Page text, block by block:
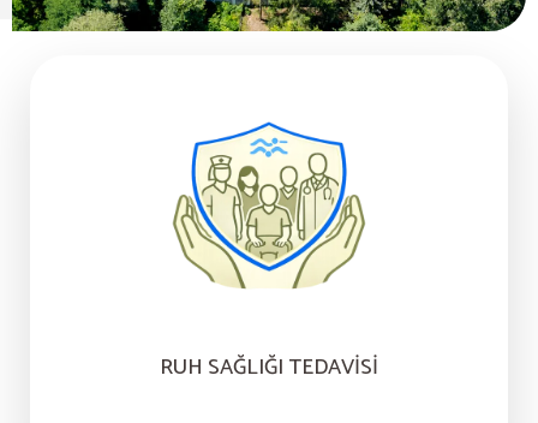
RUH SAĞLIĞI TEDAVISI